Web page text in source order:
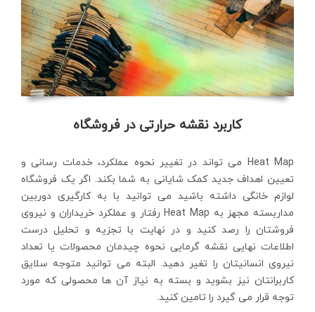
کاربرد نقشه حرارتی در فروشگاه
Heat Map می تواند در تغییر نحوه عملکرد، خدمات رسانی و
تعیین اهداف جدید کمک شایانی به شما بکند. اگر یک فروشگاه
لوازم خانگی داشته باشید می توانید با به کارگیری دوربین
مداربسته مجهز به Heat Map رفتار و عملکرد خریداران و نیروی
فروشتان را رصد کنید و در نهایت با تجزیه و تحلیل درست
اطلاعات نهایی نقشه گرمایی نحوه چیدمان محصولات یا تعداد
نیروی انسانیتان را تغیر دهید. البته می توانید متوجه سلایق
کاربرانتان نیز بشوید و بسته به نیاز آن ها محصولی که مورد
توجه قرار می گیرد را تامین کنید.